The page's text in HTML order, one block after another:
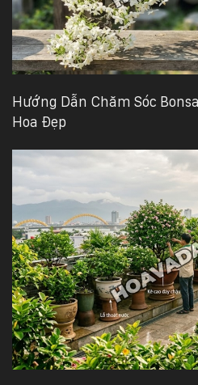
Hướng Dẫn Chăm Sóc
Hoa Đẹp